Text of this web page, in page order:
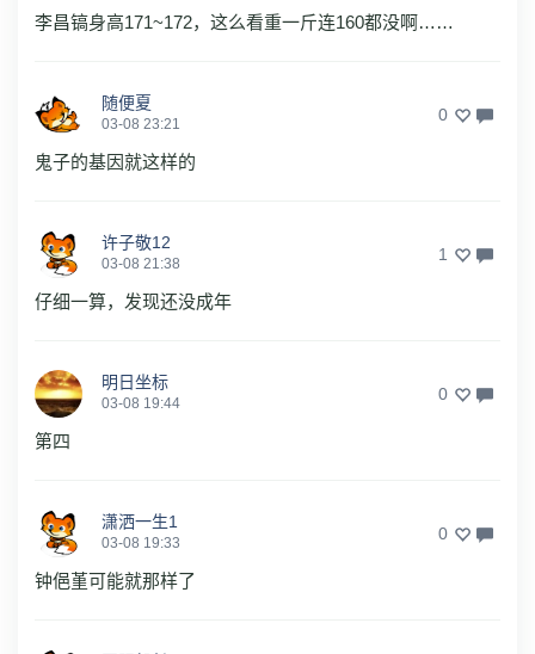
李昌镐身高171~172，这么看重一斤连160都没啊……
随便夏
03-08 23:21 0
鬼子的基因就这样的
许子敬12
03-08 21:38 1
仔细一算，发现还没成年
明日坐标
03-08 19:44 0
第四
潇洒一生1
03-08 19:33 0
钟俋堇可能就那样了